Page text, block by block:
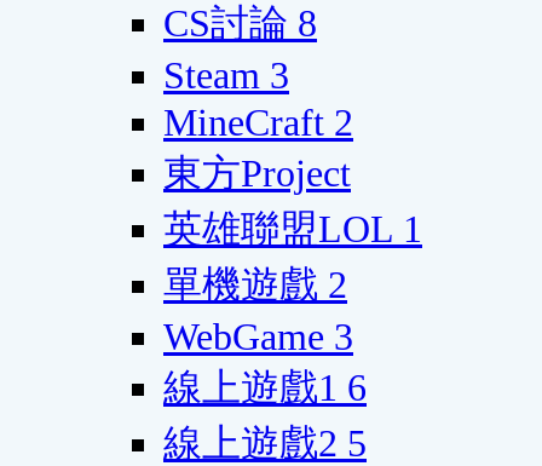
CS討論 8
Steam 3
MineCraft 2
東方Project
英雄聯盟LOL 1
單機遊戲 2
WebGame 3
線上遊戲1 6
線上遊戲2 5